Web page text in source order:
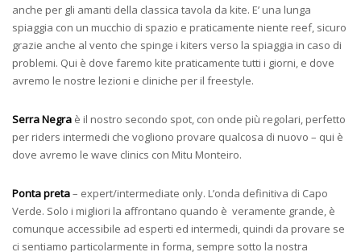
anche per gli amanti della classica tavola da kite. E’ una lunga
spiaggia con un mucchio di spazio e praticamente niente reef, sicuro
grazie anche al vento che spinge i kiters verso la spiaggia in caso di
problemi. Qui è dove faremo kite praticamente tutti i giorni, e dove
avremo le nostre lezioni e cliniche per il freestyle.
Serra Negra è il nostro secondo spot, con onde più regolari, perfetto
per riders intermedi che vogliono provare qualcosa di nuovo – qui è
dove avremo le wave clinics con Mitu Monteiro.
Ponta preta– expert/intermediate only. L’onda definitiva di Capo
Verde. Solo i migliori la affrontano quando è veramente grande, è
comunque accessibile ad esperti ed intermedi, quindi da provare se
ci sentiamo particolarmente in forma, sempre sotto la nostra